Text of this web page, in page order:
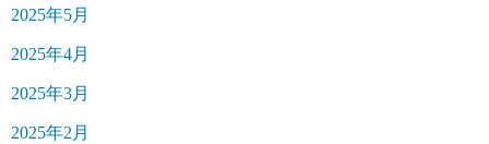
2025年5月
2025年4月
2025年3月
2025年2月